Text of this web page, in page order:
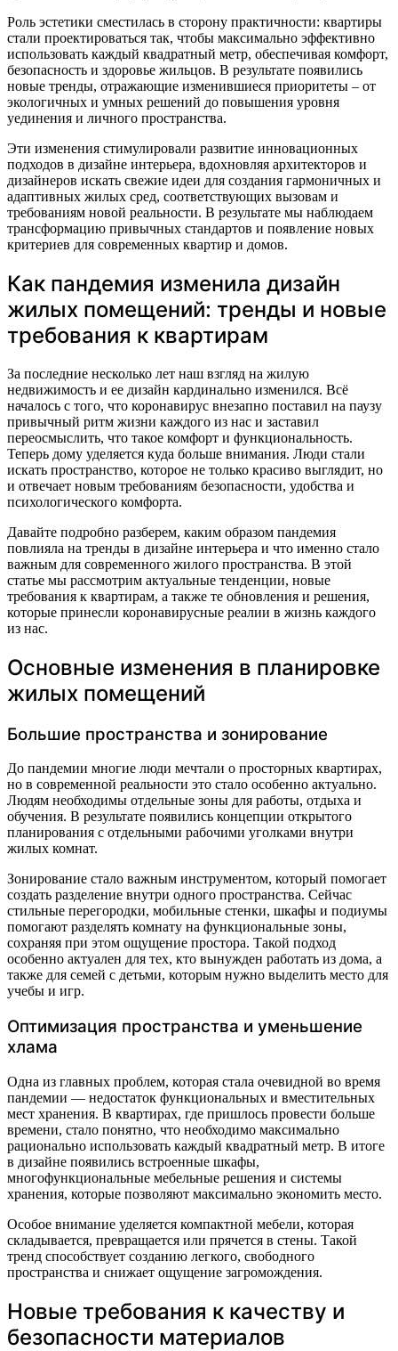
Роль эстетики сместилась в сторону практичности: квартиры
стали проектироваться так, чтобы максимально эффективно
использовать каждый квадратный метр, обеспечивая комфорт,
безопасность и здоровье жильцов. В результате появились
новые тренды, отражающие изменившиеся приоритеты – от
экологичных и умных решений до повышения уровня
уединения и личного пространства.
Эти изменения стимулировали развитие инновационных
подходов в дизайне интерьера, вдохновляя архитекторов и
дизайнеров искать свежие идеи для создания гармоничных и
адаптивных жилых сред, соответствующих вызовам и
требованиям новой реальности. В результате мы наблюдаем
трансформацию привычных стандартов и появление новых
критериев для современных квартир и домов.
Как пандемия изменила дизайн
жилых помещений: тренды и новые
требования к квартирам
За последние несколько лет наш взгляд на жилую
недвижимость и ее дизайн кардинально изменился. Всё
началось с того, что коронавирус внезапно поставил на паузу
привычный ритм жизни каждого из нас и заставил
переосмыслить, что такое комфорт и функциональность.
Теперь дому уделяется куда больше внимания. Люди стали
искать пространство, которое не только красиво выглядит, но
и отвечает новым требованиям безопасности, удобства и
психологического комфорта.
Давайте подробно разберем, каким образом пандемия
повлияла на тренды в дизайне интерьера и что именно стало
важным для современного жилого пространства. В этой
статье мы рассмотрим актуальные тенденции, новые
требования к квартирам, а также те обновления и решения,
которые принесли коронавирусные реалии в жизнь каждого
из нас.
Основные изменения в планировке
жилых помещений
Большие пространства и зонирование
До пандемии многие люди мечтали о просторных квартирах,
но в современной реальности это стало особенно актуально.
Людям необходимы отдельные зоны для работы, отдыха и
обучения. В результате появились концепции открытого
планирования с отдельными рабочими уголками внутри
жилых комнат.
Зонирование стало важным инструментом, который помогает
создать разделение внутри одного пространства. Сейчас
стильные перегородки, мобильные стенки, шкафы и подиумы
помогают разделять комнату на функциональные зоны,
сохраняя при этом ощущение простора. Такой подход
особенно актуален для тех, кто вынужден работать из дома, а
также для семей с детьми, которым нужно выделить место для
учебы и игр.
Оптимизация пространства и уменьшение
хлама
Одна из главных проблем, которая стала очевидной во время
пандемии — недостаток функциональных и вместительных
мест хранения. В квартирах, где пришлось провести больше
времени, стало понятно, что необходимо максимально
рационально использовать каждый квадратный метр. В итоге
в дизайне появились встроенные шкафы,
многофункциональные мебельные решения и системы
хранения, которые позволяют максимально экономить место.
Особое внимание уделяется компактной мебели, которая
складывается, превращается или прячется в стены. Такой
тренд способствует созданию легкого, свободного
пространства и снижает ощущение загромождения.
Новые требования к качеству и
безопасности материалов